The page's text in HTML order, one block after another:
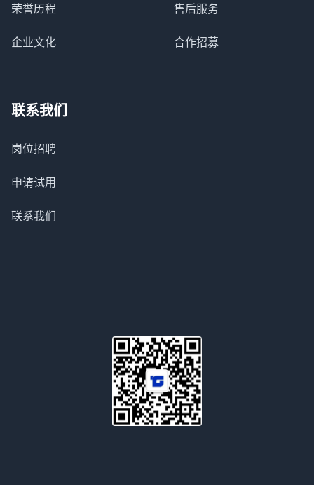
荣誉历程
企业文化
售后服务
合作招募
联系我们
岗位招聘
申请试用
联系我们